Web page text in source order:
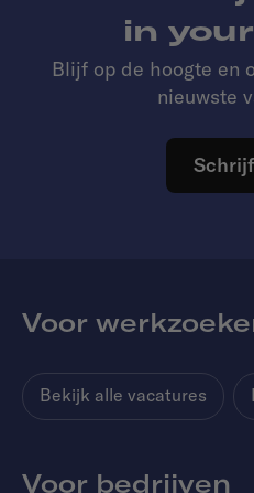
in
Blijf op de hoogte en
nieuwste
Voor
Bekijk alle vacatures
Voor bedrijven